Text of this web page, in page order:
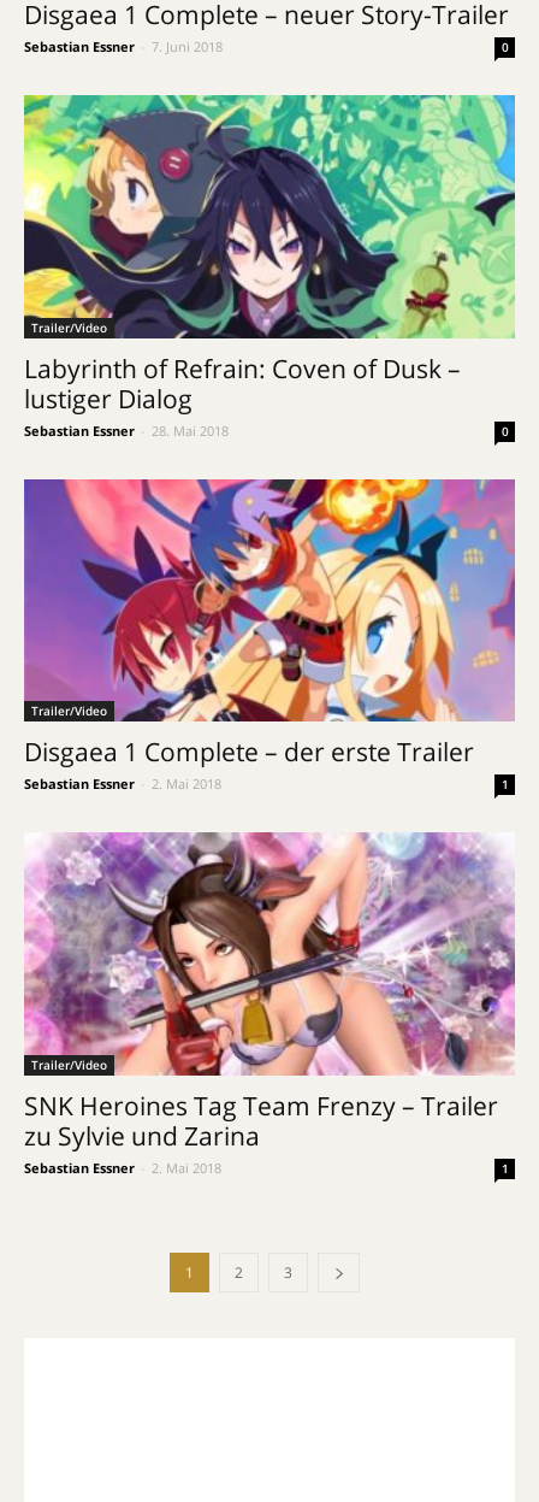
Disgaea 1 Complete – neuer Story-Trailer
Sebastian Essner 7. Juni 2018 0
Trailer/Video
Labyrinth of Refrain: Coven of Dusk –
lustiger Dialog
Sebastian Essner 28. Mai 2018 0
Trailer/Video
Disgaea 1 Complete – der erste Trailer
Sebastian Essner 2. Mai 2018 1
Trailer/Video
SNK Heroines Tag Team Frenzy – Trailer
zu Sylvie und Zarina
Sebastian Essner 2. Mai 2018 1
1 2 3